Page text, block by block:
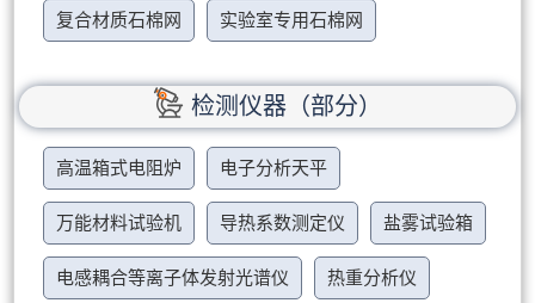
复合材质石棉网 实验室专用石棉网
检测仪器（部分）
高温箱式电阻炉 电子分析天平
万能材料试验机 导热系数测定仪 盐雾试验箱
电感耦合等离子体发射光谱仪 热重分析仪